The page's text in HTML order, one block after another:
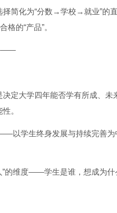
简化为“分数→学校→就业”的
的“产品”。
——
定大学四年能否学有所成、未
。
以学生终身发展与持续完善
的维度——学生是谁，想成为什